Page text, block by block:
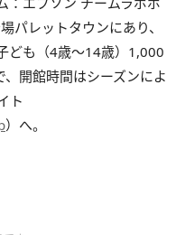
パレットタウンにあり、
ども（4歳～14歳）1,000
開館時間はシーズンによ
ト
）へ。